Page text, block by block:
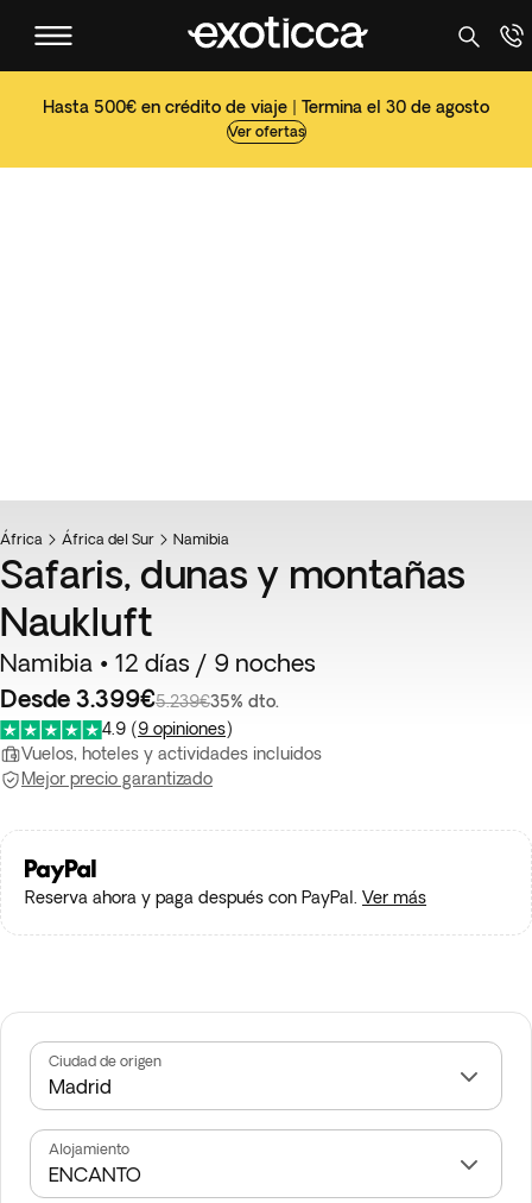
Hasta 500€ en crédito de viaje | Termina el 30 de agosto
Ver ofertas
Favorito
África África del Sur Namibia
Safaris, dunas y montañas
Naukluft
Namibia • 12 días / 9 noches
Desde 3.399€5.239€35% dto.
4.9 (9 opiniones)
Vuelos, hoteles y actividades incluidos
Mejor precio garantizado
Reserva ahora y paga después con PayPal. Ver más
Ciudad de origen
Alojamiento